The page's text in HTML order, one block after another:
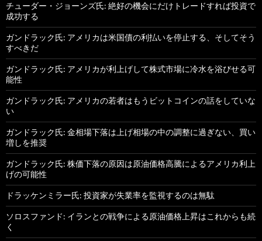
チューダー・ジョーンズ氏: 絶好の機会にだけトレードすれば投資で
成功する
ガンドラック氏: アメリカは米国債の利払いを停止する、そしてそう
すべきだ
ガンドラック氏: アメリカが利上げして株式市場に冷水を浴びせる可
能性
ガンドラック氏: アメリカの若者はもうビットコインの話をしていな
い
ガンドラック氏: 金相場下落は上げ相場の中の調整に過ぎない、買い
増しを推奨
ガンドラック氏: 株価下落の原因は原油価格高騰によるアメリカ利上
げの可能性
ドラッケンミラー氏: 投資家が失業率を監視するのは無駄
ソロスファンド: イランとの戦争による原油価格上昇はこれからも続
く